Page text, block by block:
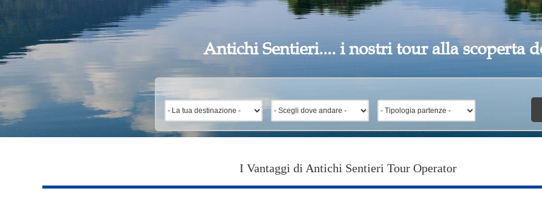
I Vantaggi di Antichi Sentieri Tour Operator
Antichi Sentieri.... i nostri tour alla scoperta